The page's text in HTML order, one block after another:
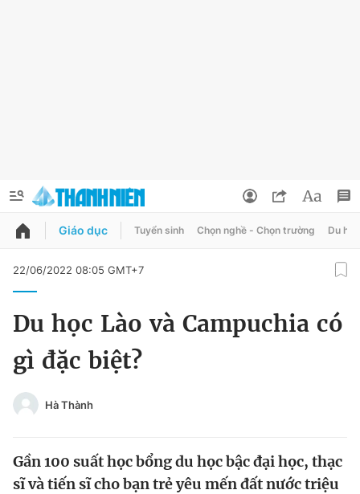
QUẢNG CÁO ĐẶT BÁO
Chuyên mục
Chào ngày mới
Tin thị trường Tin 360
Đổi mật khẩu
Tin đã lưu
Giáo dục Tuyển sinh Chọn nghề - Chọn trường Du học
22/06/2022 08:05 GMT+7
Du học Lào và Campuchia có
gì đặc biệt?
Hà Thành
Gần 100 suất học bổng du học bậc đại học, thạc
sĩ và tiến sĩ cho bạn trẻ yêu mến đất nước triệu